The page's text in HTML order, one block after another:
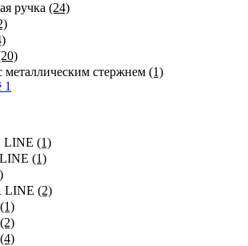
ручка (24)
металлическим стержнем (1)
1
LINE (1)
(1)
LINE (2)
(1)
(2)
(4)